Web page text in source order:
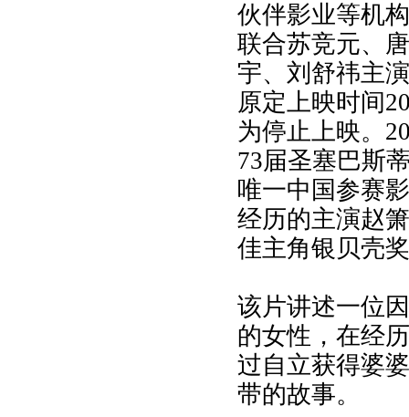
伙伴影业等机
联合苏竞元、
宇、刘舒祎主
原定上映时间
为停止上映。
73届圣塞巴斯
唯一中国参赛
经历的主演赵
佳主角银贝壳
该片讲述一位
的女性，在经
过自立获得婆
带的故事。